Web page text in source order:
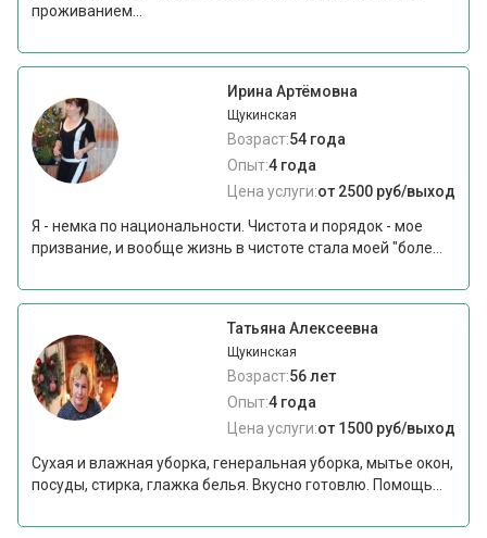
проживанием...
Ирина Артёмовна
Щукинская
Возраст:54 года
Опыт:4 года
Цена услуги:от 2500 руб/выход
Я - немка по национальности. Чистота и порядок - мое
призвание, и вообще жизнь в чистоте стала моей "боле...
Татьяна Алексеевна
Щукинская
Возраст:56 лет
Опыт:4 года
Цена услуги:от 1500 руб/выход
Сухая и влажная уборка, генеральная уборка, мытье окон,
посуды, стирка, глажка белья. Вкусно готовлю. Помощь...